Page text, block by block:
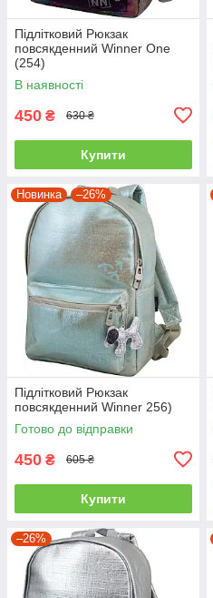
Підлітковий Рюкзак
повсякденний Winner One
(254)
В наявності
450 ₴ 630 ₴
Купити
Новинка –26%
Підлітковий Рюкзак
повсякденний Winner 256)
Готово до відправки
450 ₴ 605 ₴
Купити
–26%